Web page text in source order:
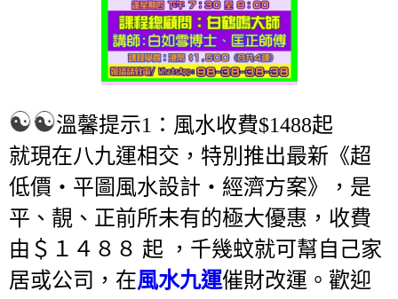
溫馨提示1：風水收費$1488起
就現在八九運相交，特別推出最新《超
低價‧平圖風水設計‧經濟方案》，是
平、靚、正前所未有的極大優惠，收費
由＄１４８８ 起 ，千幾蚊就可幫自己家
居或公司，在風水九運催財改運。歡迎